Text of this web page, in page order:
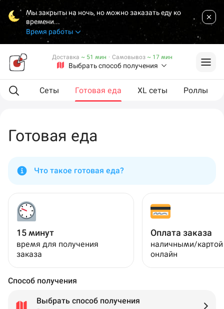
Мы закрыты на ночь, но можно заказать еду ко
времени...
Время работы
Выбрать способ получения
Доставка ~ 51 мин · Самовывоз ~ 17 мин
Сеты Готовая еда XL сеты Роллы
Готовая еда
Что такое готовая еда?
15 минут
время для получения
заказа
Оплата заказа
наличными/
онлайн
Способ получения
Выбрать способ получения